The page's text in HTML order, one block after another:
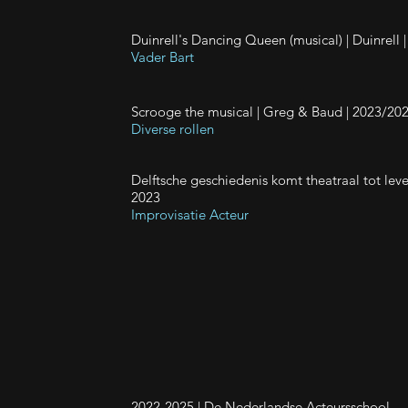
Duinrell's Dancing Queen (musical) | Duinrell
Vader Bart
Scrooge the musical | Greg & Baud | 2023/
Diverse rollen
Delftsche geschiedenis komt theatraal tot
2023
Improvisatie Acteur